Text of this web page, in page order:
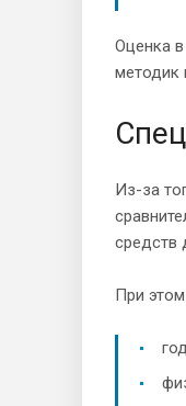
Оценка
методик
Из-за
средств
При